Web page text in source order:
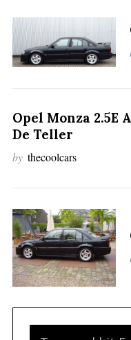
Opel Monza 2.5E
De Teller
by thecoolcars